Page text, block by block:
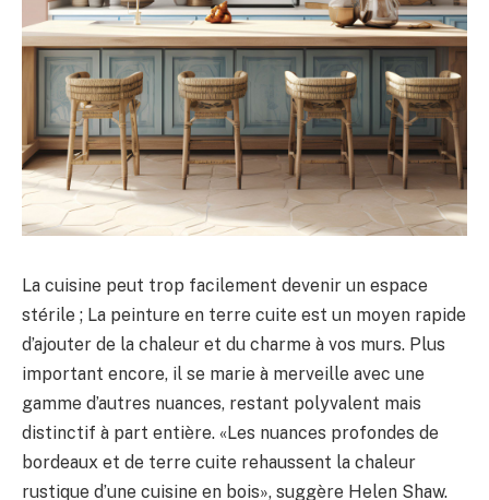
La cuisine peut trop facilement devenir un espace
stérile ; La peinture en terre cuite est un moyen rapide
d’ajouter de la chaleur et du charme à vos murs. Plus
important encore, il se marie à merveille avec une
gamme d’autres nuances, restant polyvalent mais
distinctif à part entière. «Les nuances profondes de
bordeaux et de terre cuite rehaussent la chaleur
rustique d’une cuisine en bois», suggère Helen Shaw.